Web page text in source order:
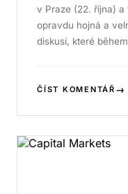
v Praze (22. října)
opravdu hojná a
diskusí, které
ČÍST KOMENTÁŘ →